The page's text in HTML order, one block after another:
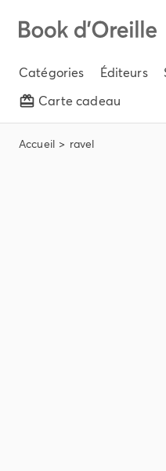
Catégories Éditeurs
Carte cadeau
Accueil ravel